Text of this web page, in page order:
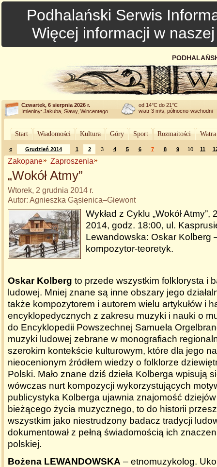
Podhalański Serwis
Więcej informacji w
Czwartek, 6 sierpnia 2026 r.
Imieniny: Jakuba, Sławy, Wincentego
od 14°C do 21°C
wiatr 3 m/s, północno-wschodni
Start Wiadomości Kultura Góry Sport Rozmaitości
« Grudzień 2014 1 2 3 4 5 6 7 8 9 10 11
Zakopane Zaproszenia
„Wokół Atmy”
Wtorek, 2 grudnia 2014 r.
Autor: Agnieszka Gąsienica–Giewont
Wykład z Cyklu „Wokół
2014, godz. 18:00, ul.
Lewandowska: Oskar Kolberg
kompozytor-teoretyk.
Oskar Kolberg to przede wszystkim folklorysta i
ludowej. Mniej znane są inne obszary jego
także kompozytorem i autorem wielu artykułów i
encyklopedycznych z zakresu muzyki i nauki o
do Encyklopedii Powszechnej Samuela
muzyki ludowej zebrane w monografiach
szerokim kontekście kulturowym, które dla jego
nieocenionym źródłem wiedzy o folklorze
Polski. Mało znane dziś dzieła Kolberga wpisują
wówczas nurt kompozycji wykorzystujących
publicystyka Kolberga ujawnia znajomość
bieżącego życia muzycznego, to do historii
wszystkim jako niestrudzony badacz tradycji
dokumentował z pełną świadomością ich
polskiej.
Bożena LEWANDOWSKA – etnomuzykolog.